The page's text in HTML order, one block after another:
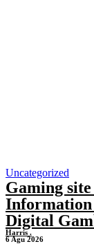
Uncategorized
Gaming
Information
Digital
Harris .
6 Agu 2026